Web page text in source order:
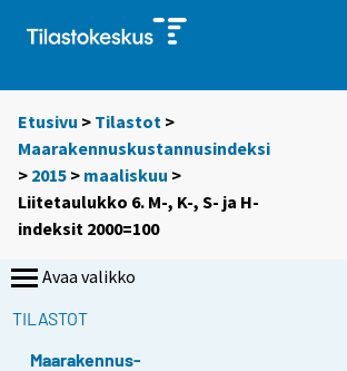
Etusivu > Tilastot >
Maarakennuskustannusindeksi
> 2015 > maaliskuu >
Liitetaulukko 6. M-, K-, S- ja H-
indeksit 2000=100
Avaa valikko
TILASTOT
Maarakennus-